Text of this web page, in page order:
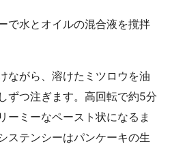
で水とオイルの混合液を撹拌
ながら、溶けたミツロウを油
ずつ注ぎます。高回転で約5分
ーミーなペースト状になるま
ステンシーはパンケーキの生